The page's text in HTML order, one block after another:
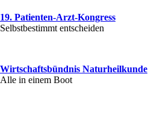
19. Patienten-Arzt-Kongress
Selbstbestimmt entscheiden
Wirtschaftsbündnis Naturheilkunde
Alle in einem Boot